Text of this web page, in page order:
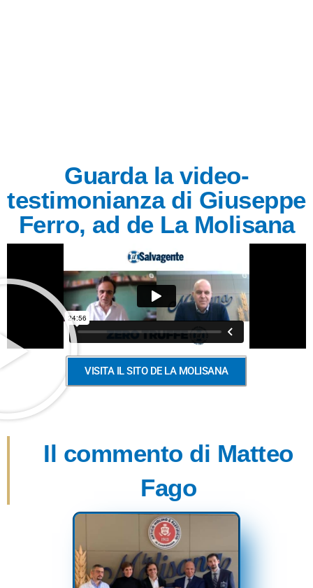
Guarda la video-
testimonianza di Giuseppe
Ferro, ad de La Molisana
VISITA IL SITO DE LA MOLISANA
Il commento di Matteo
Fago